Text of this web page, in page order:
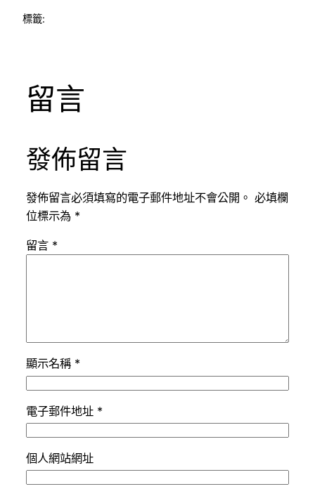
標籤:
留言
發佈留言
發佈留言必須填寫的電子郵件地址不會公開。 必填欄
位標示為 *
留言 *
顯示名稱 *
電子郵件地址 *
個人網站網址